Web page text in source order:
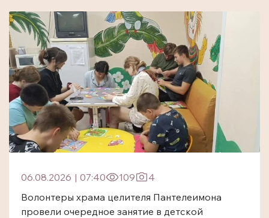
06.08.2026 | 07:40 109
4
Волонтеры храма целителя Пантелеимона
провели очередное занятие в детской